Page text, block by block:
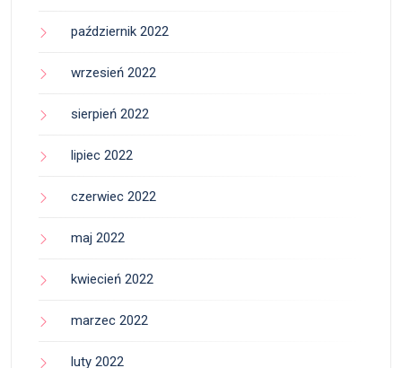
październik 2022
wrzesień 2022
sierpień 2022
lipiec 2022
czerwiec 2022
maj 2022
kwiecień 2022
marzec 2022
luty 2022